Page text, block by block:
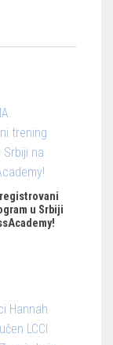
u Srbiji